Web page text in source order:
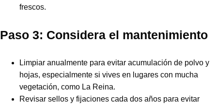
frescos.
Paso 3: Considera el mantenimiento
Limpiar anualmente para evitar acumulación de polvo y
hojas, especialmente si vives en lugares con mucha
vegetación, como La Reina.
Revisar sellos y fijaciones cada dos años para evitar